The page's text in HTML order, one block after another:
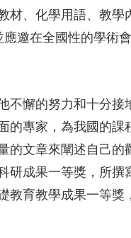
、化學用語、教
邀在全國性的學術
懈的努力和十分
專家，為我國的
文章來闡述自己
成果一等獎，所
育教學成果一等